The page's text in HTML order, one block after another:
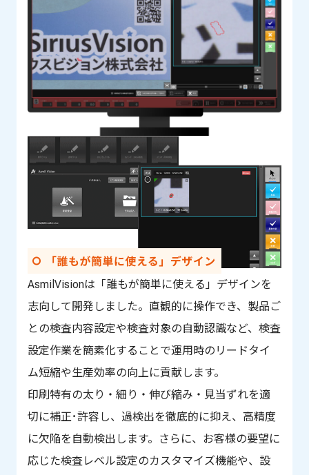
AsmilVisionは「誰もが簡単に使える」デザインを
志向して開発しました。直観的に操作でき、製品ご
との検査内容設定や検査対象の自動認識など、検査
設定作業を簡素化することで運用時のリードタイ
ム短縮や生産効率の向上に貢献します。
印刷特有の太り・細り・伸び縮み・見当ずれを適
切に補正･許容し、過検出を徹底的に抑え、高精度
に欠陥を自動検出します。さらに、お客様の要望に
応じた検査レベル設定のカスタマイズ機能や、設